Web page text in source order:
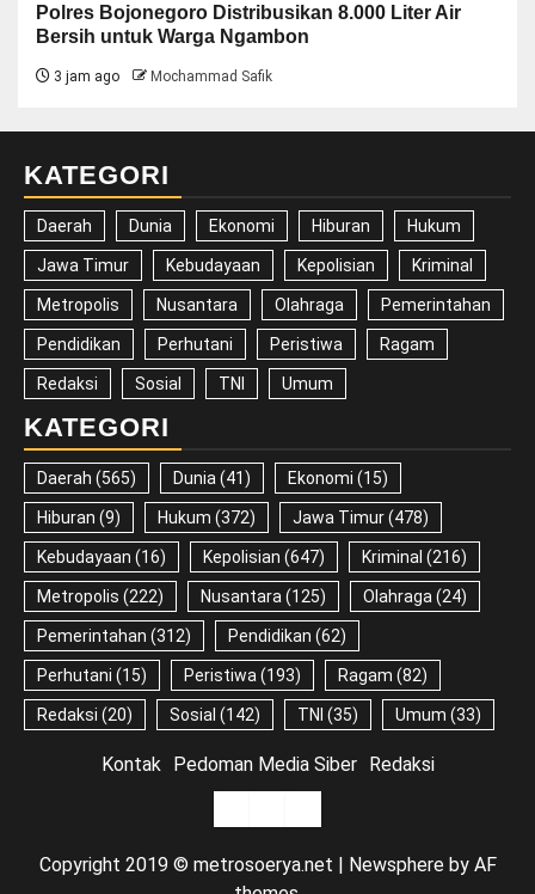
Polres Bojonegoro Distribusikan 8.000 Liter Air
Bersih untuk Warga Ngambon
3 jam ago Mochammad Safik
KATEGORI
Daerah Dunia Ekonomi Hiburan Hukum
Jawa Timur Kebudayaan Kepolisian Kriminal
Metropolis Nusantara Olahraga Pemerintahan
Pendidikan Perhutani Peristiwa Ragam
Redaksi Sosial TNI Umum
KATEGORI
Daerah (565) Dunia (41) Ekonomi (15)
Hiburan (9) Hukum (372) Jawa Timur(478)
Kebudayaan (16) Kepolisian (647) Kriminal (216)
Metropolis (222) Nusantara (125) Olahraga (24)
Pemerintahan (312) Pendidikan (62)
Perhutani (15) Peristiwa (193) Ragam (82)
Redaksi (20) Sosial (142) TNI (35) Umum (33)
Kontak Pedoman Media Siber Redaksi
Siber
Copyright 2019 © metrosoerya.net | Newsphereby AF